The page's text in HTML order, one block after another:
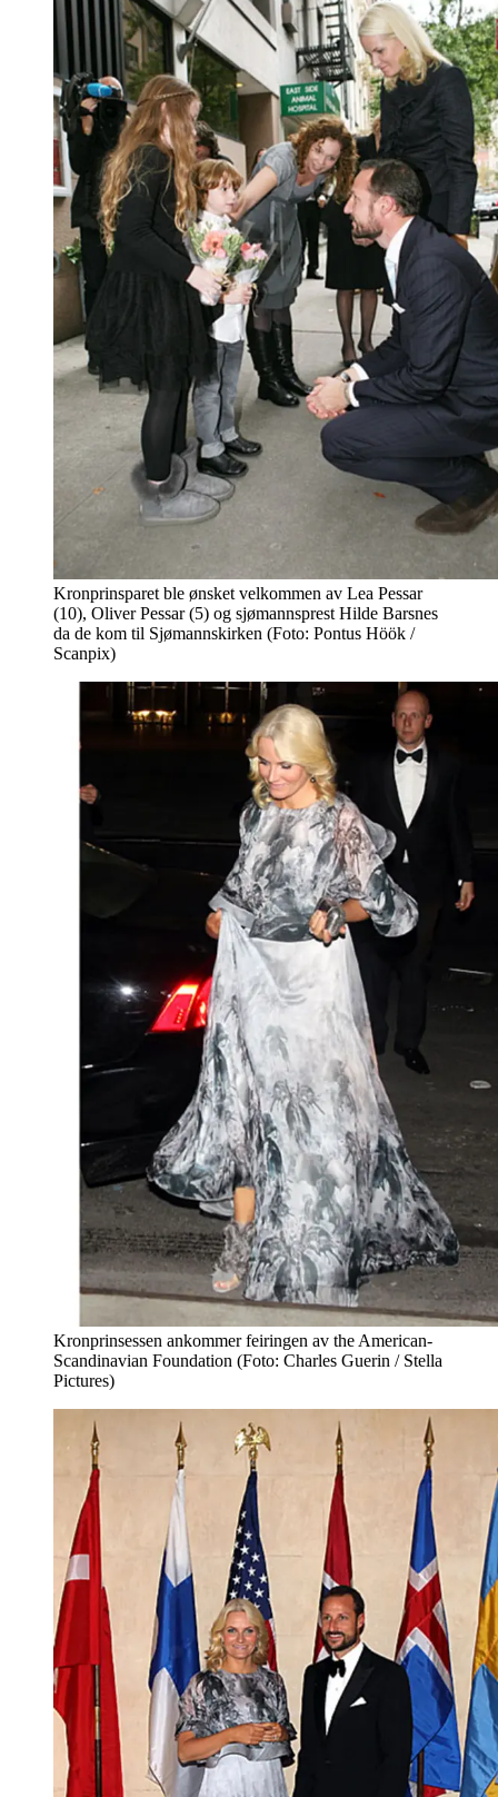
Kronprinsparet ble ønsket velkommen av Lea Pessar
(10), Oliver Pessar (5) og sjømannsprest Hilde Barsnes
da de kom til Sjømannskirken (Foto: Pontus Höök /
Scanpix)
Kronprinsessen ankommer feiringen av the American-
Scandinavian Foundation (Foto: Charles Guerin / Stella
Pictures)